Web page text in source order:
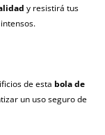
y resistirá tus
de esta bola de
un uso seguro de